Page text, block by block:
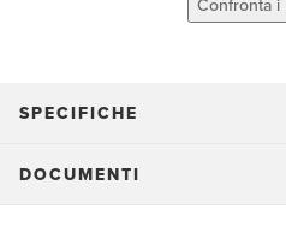
Confronta i
SPECIFICHE
DOCUMENTI